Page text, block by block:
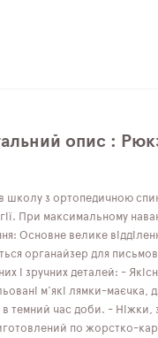
опис :
школу з ортопедичною
При максимальному
Основне велике
органайзер для
і зручних деталей: -
м'які лямки-маєчка,
темний час доби. - Ніжки,
по жорстко-